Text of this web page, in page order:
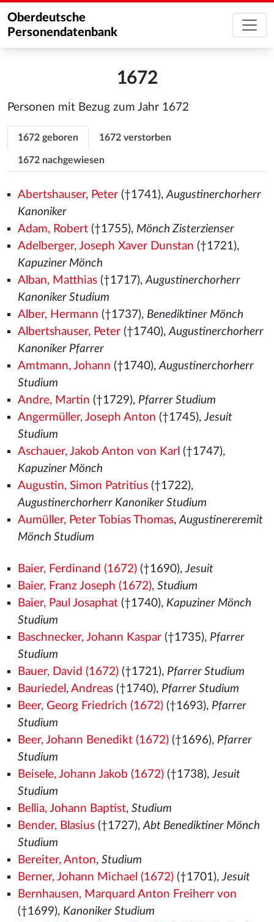
Oberdeutsche
Personendatenbank
1672
Personen mit Bezug zum Jahr 1672
1672 geboren 1672 verstorben
1672 nachgewiesen
Abertshauser, Peter(†1741),Augustinerchorherr
Kanoniker
Adam, Robert(†1755), Mönch Zisterzienser
Adelberger, Joseph Xaver Dunstan (†1721),
Kapuziner Mönch
Alban, Matthias(†1717),Augustinerchorherr
Kanoniker Studium
Alber, Hermann (†1737), Benediktiner Mönch
Albertshauser, Peter(†1740),Augustinerchorherr
Kanoniker Pfarrer
Amtmann, Johann (†1740),Augustinerchorherr
Studium
Andre, Martin (†1729), Pfarrer Studium
Angermüller, Joseph Anton (†1745),Jesuit
Studium
Aschauer, Jakob Anton von Karl (†1747),
Kapuziner Mönch
Augustin, Simon Patritius(†1722),
Augustinerchorherr Kanoniker Studium
Aumüller, Peter Tobias Thomas,Augustinereremit
Mönch Studium
Baier, Ferdinand (1672)(†1690),Jesuit
Baier, Franz Joseph (1672), Studium
Baier, Paul Josaphat(†1740), Kapuziner Mönch
Studium
Baschnecker, Johann Kaspar(†1735), Pfarrer
Studium
Bauer, David (1672)(†1721), Pfarrer Studium
Bauriedel, Andreas(†1740), Pfarrer Studium
Beer, Georg Friedrich (1672)(†1693), Pfarrer
Studium
Beer, Johann Benedikt (1672)(†1696), Pfarrer
Studium
Beisele, Johann Jakob (1672)(†1738),Jesuit
Studium
Bellia, Johann Baptist, Studium
Bender, Blasius(†1727),Abt Benediktiner Mönch
Studium
Bereiter, Anton, Studium
Berner, Johann Michael (1672)(†1701),Jesuit
Bernhausen, Marquard Anton Freiherr von
(†1699), Kanoniker Studium